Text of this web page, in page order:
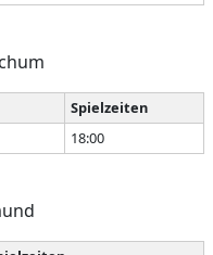
Spielzeiten
18:00